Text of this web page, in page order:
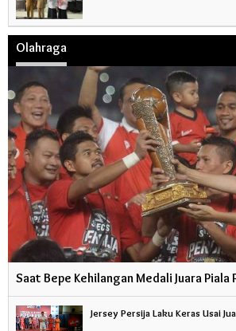
Olahraga
Saat Bepe Kehilangan Medali Juara Piala
Jersey Persija Laku Keras Usai